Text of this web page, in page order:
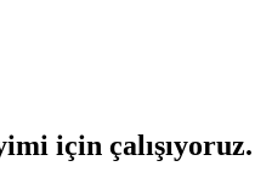
için çalışıyoruz.